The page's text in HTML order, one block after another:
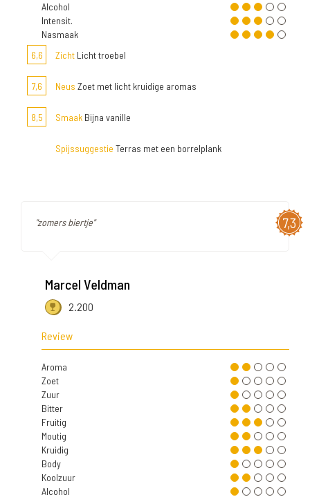
Alcohol
Intensit.
Nasmaak
6,6
Zicht Licht troebel
7,6 Neus Zoet met licht kruidige aromas
8,5 Smaak Bijna vanille
Spijssuggestie Terras met een borrelplank
7,3
"zomers biertje"
Marcel Veldman
2.200
Review
Aroma
Zoet
Zuur
Bitter
Fruitig
Moutig
Kruidig
Body
Koolzuur
Alcohol